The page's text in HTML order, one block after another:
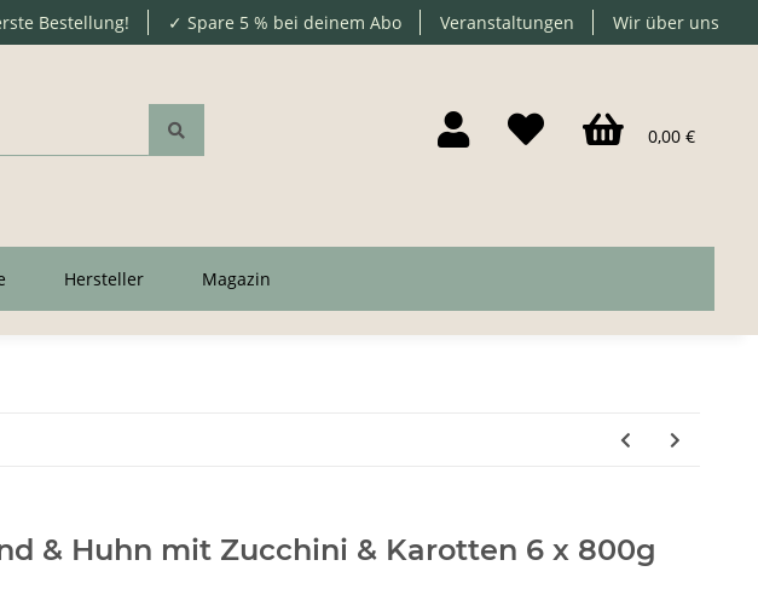
Bestellung! ✓ Spare 5 % bei deinem Abo Veranstaltungen Wir über uns
0,00 €
Hersteller Magazin
& Huhn mit Zucchini & Karotten 6 x 800g